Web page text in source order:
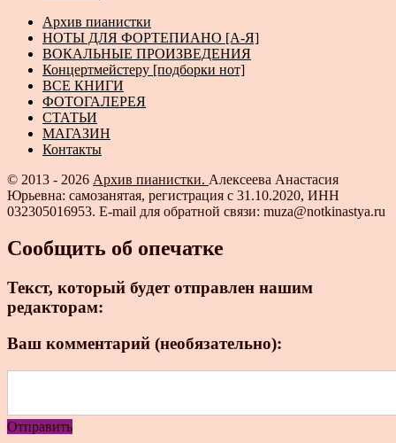
Архив пианистки
НОТЫ ДЛЯ ФОРТЕПИАНО [А-Я]
ВОКАЛЬНЫЕ ПРОИЗВЕДЕНИЯ
Концертмейстеру [подборки нот]
ВСЕ КНИГИ
ФОТОГАЛЕРЕЯ
СТАТЬИ
МАГАЗИН
Контакты
© 2013 - 2026 Архив пианистки. Алексеева Анастасия
Юрьевна: самозанятая, регистрация с 31.10.2020, ИНН
032305016953. E-mail для обратной связи: muza@notkinastya.ru
Сообщить об опечатке
Текст, который будет отправлен нашим
редакторам:
Ваш комментарий (необязательно):
Отправить